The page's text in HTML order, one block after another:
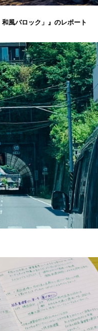
風バロック」』のレポート